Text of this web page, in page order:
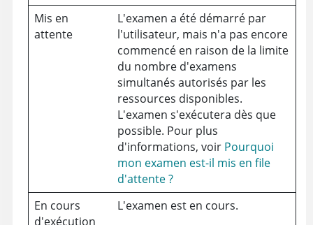
Mis en
attente
L'examen a été démarré par
l'utilisateur, mais n'a pas encore
commencé en raison de la limite
du nombre d'examens
simultanés autorisés par les
ressources disponibles.
L'examen s'exécutera dès que
possible. Pour plus
d'informations, voir Pourquoi
mon examen est-il mis en file
d'attente ?
En cours
d'exécution
L'examen est en cours.